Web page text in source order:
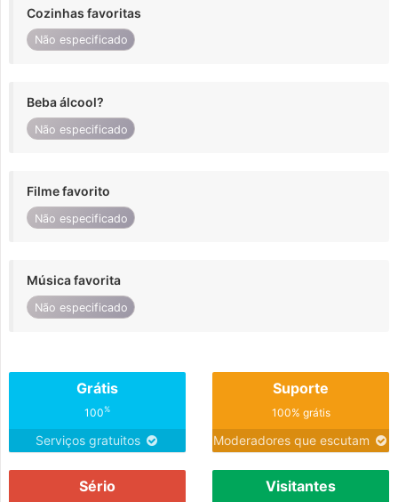
Cozinhas favoritas
Não especificado
Beba álcool?
Não especificado
Filme favorito
Não especificado
Música favorita
Não especificado
Grátis
100%
Serviços gratuitos
Suporte
100% grátis
Moderadores que escutam
Sério Visitantes